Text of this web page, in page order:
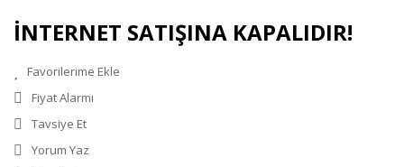
İNTERNET SATIŞINA KAPALIDIR!
Fiyat Alarmı
Tavsiye Et
Yorum Yaz